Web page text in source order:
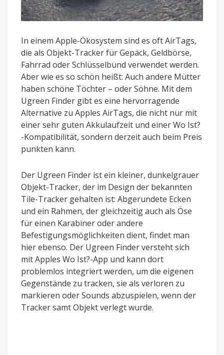
In einem Apple-Ökosystem sind es oft AirTags,
die als Objekt-Tracker für Gepäck, Geldbörse,
Fahrrad oder Schlüsselbund verwendet werden.
Aber wie es so schön heißt: Auch andere Mütter
haben schöne Töchter – oder Söhne. Mit dem
Ugreen Finder gibt es eine hervorragende
Alternative zu Apples AirTags, die nicht nur mit
einer sehr guten Akkulaufzeit und einer Wo Ist?
-Kompatibilität, sondern derzeit auch beim Preis
punkten kann.
Der Ugreen Finder ist ein kleiner, dunkelgrauer
Objekt-Tracker, der im Design der bekannten
Tile-Tracker gehalten ist: Abgerundete Ecken
und ein Rahmen, der gleichzeitig auch als Öse
für einen Karabiner oder andere
Befestigungsmöglichkeiten dient, findet man
hier ebenso. Der Ugreen Finder versteht sich
mit Apples Wo Ist?-App und kann dort
problemlos integriert werden, um die eigenen
Gegenstände zu tracken, sie als verloren zu
markieren oder Sounds abzuspielen, wenn der
Tracker samt Objekt verlegt wurde.